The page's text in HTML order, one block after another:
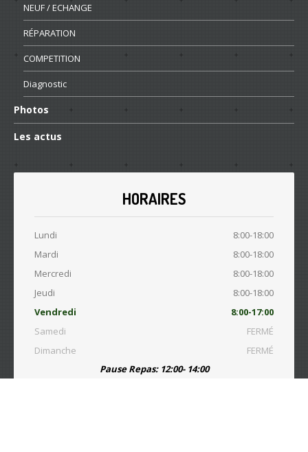
NEUF/ ECHANGE
RÉPARATION
COMPETITION
Diagnostic
Photos
Les actus
HORAIRES
Lundi
8:00-18:00
Mardi
8:00-18:00
Mercredi
8:00-18:00
Jeudi
8:00-18:00
Vendredi
8:00-17:00
Samedi
FERMÉ
Dimanche
FERMÉ
Pause Repas: 12:00- 14:00